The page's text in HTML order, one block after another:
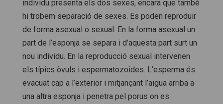
individu presenta els dos sexes, encara que també
hi trobem separació de sexes. Es poden reproduir
de forma asexual o sexual. En la forma asexual un
part de l’esponja se separa i d’aquesta part surt un
nou individu. En la reproducció sexual intervenen
els típics òvuls i espermatozoides. L’esperma és
evacuat cap a l’exterior i mitjançant l’aigua arriba a
una altra esponja i penetra pel porus on es